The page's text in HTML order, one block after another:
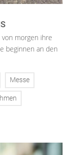
morgen ihre
beginnen an den
Messe